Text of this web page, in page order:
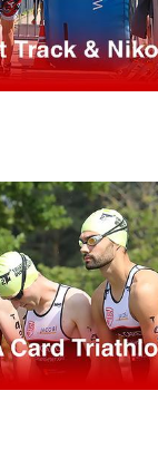
Mitgliedschaft
& Antworten